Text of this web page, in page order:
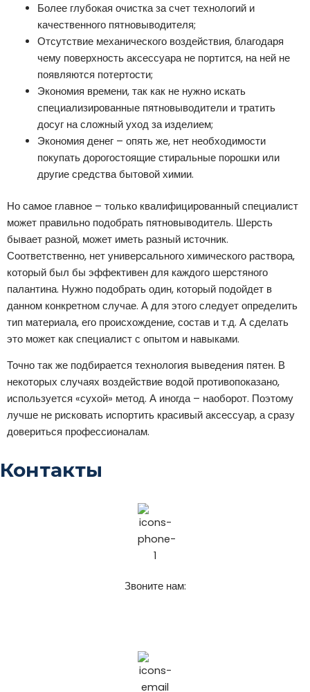
Более глубокая очистка за счет технологий и
качественного пятновыводителя;
Отсутствие механического воздействия, благодаря
чему поверхность аксессуара не портится, на ней не
появляются потертости;
Экономия времени, так как не нужно искать
специализированные пятновыводители и тратить
досуг на сложный уход за изделием;
Экономия денег – опять же, нет необходимости
покупать дорогостоящие стиральные порошки или
другие средства бытовой химии.
Но самое главное – только квалифицированный специалист
может правильно подобрать пятновыводитель. Шерсть
бывает разной, может иметь разный источник.
Соответственно, нет универсального химического раствора,
который был бы эффективен для каждого шерстяного
палантина. Нужно подобрать один, который подойдет в
данном конкретном случае. А для этого следует определить
тип материала, его происхождение, состав и т.д. А сделать
это может как специалист с опытом и навыками.
Точно так же подбирается технология выведения пятен. В
некоторых случаях воздействие водой противопоказано,
используется «сухой» метод. А иногда – наоборот. Поэтому
лучше не рисковать испортить красивый аксессуар, а сразу
довериться профессионалам.
Контакты
Звоните нам: